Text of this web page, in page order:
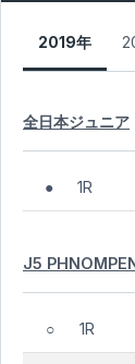
2019年
全日本ジュニア
● 1R
J5
○ 1R